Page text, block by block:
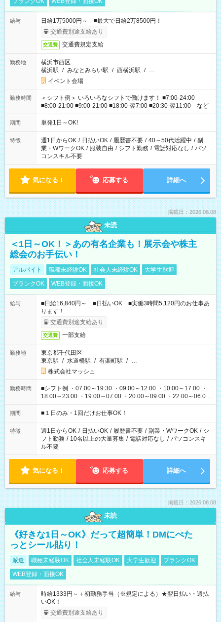
給与
日給1万5000円～ ■最大で日給2万8500円！
交通費別途支給あり
交通費 交通費規定支給
勤務地
横浜市西区
横浜駅 / みなとみらい駅 / 西横浜駅 / …
イベント会場
勤務時間
＜シフト例＞ いろいろなシフトで働けます！ ■7:00-24:00
■8:00-21:00 ■9:00-21:00 ■18:00-翌7:00 ■20:30-翌11:00 など
期間 単発1日～OK!
特徴 週1日からOK / 日払いOK / 履歴書不要 / 40～50代活躍中 / 副
業・WワークOK / 服装自由 / シフト勤務 / 電話対応なし / パソ
コンスキル不要
気になる！ 応募する 詳細へ
掲載日：2026.08.08
未読
＜1日～OK！＞あの有名企業も！展示会や株主
総会のお手伝い！
アルバイト 職種未経験OK 社会人未経験OK
大学生歓迎
ブランクOK
WEB登録・面接OK
給与
■日給16,840円～ ■日払いOK ■実働3時間5,120円のお仕事あ
ります！
交通費別途支給あり
交通費 一部支給
勤務地
東京都千代田区
東京駅 / 水道橋駅 / 有楽町駅 / …
株式会社マッシュ
勤務時間
■シフト例 ・07:00～19:30 ・09:00～12:00 ・10:00～17:00 ・
18:00～23:00 ・19:00～07:00 ・20:00～09:00 ・22:00～06:00
etc ★最短で3時間で5,120円のお仕事から 15時間で2万円近く稼
げるお仕事も！ ご希望のお時間に合わせてご紹介！ ※シフトは
ください！
期間 ■１日のみ・1回だけお仕事OK！
特徴 週1日からOK / 日払いOK / 履歴書不要 / 副業・WワークOK / シ
フト勤務 / 10名以上の大量募集 / 電話対応なし / パソコンスキ
ル不要
気になる！ 応募する 詳細へ
掲載日：2026.08.08
未読
《好きな1日～OK》だって超簡単！DMにぺた
っとシール貼り！
派遣 職種未経験OK 社会人未経験OK 大学生歓迎
ブランクOK
WEB登録・面接OK
給与
時給1333円～＋初勤務手当（※規定による）★翌日払い・週払
いOK！
交通費別途支給あり